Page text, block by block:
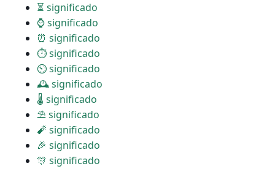
⏳ significado
⌚ significado
⏰ significado
⏱ significado
⏲ significado
🕰 significado
🌡 significado
⛱ significado
🧨 significado
🎉 significado
🎊 significado